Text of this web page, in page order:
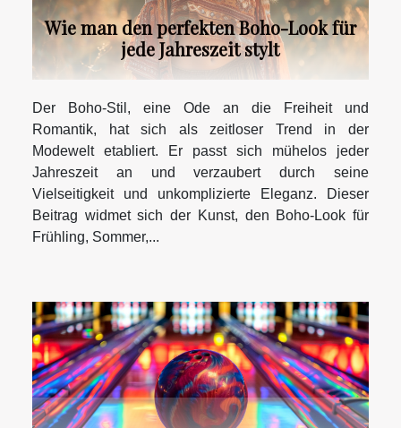
Wie man den perfekten Boho-Look für
jede Jahreszeit stylt
Der Boho-Stil, eine Ode an die Freiheit und
Romantik, hat sich als zeitloser Trend in der
Modewelt etabliert. Er passt sich mühelos jeder
Jahreszeit an und verzaubert durch seine
Vielseitigkeit und unkomplizierte Eleganz. Dieser
Beitrag widmet sich der Kunst, den Boho-Look für
Frühling, Sommer,...